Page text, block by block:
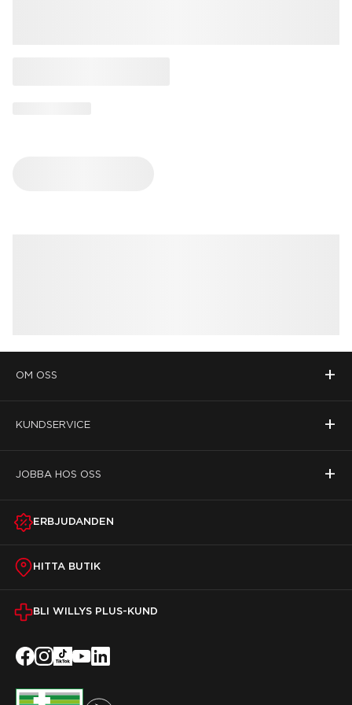
OM OSS +
KUNDSERVICE +
JOBBA HOS OSS +
ERBJUDANDEN
HITTA BUTIK
BLI WILLYS PLUS-KUND